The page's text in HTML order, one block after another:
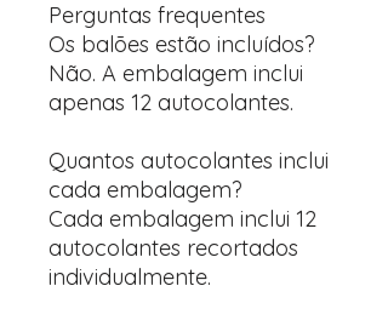
Perguntas frequentes
Os balões estão incluídos?
Não. A embalagem inclui
apenas 12 autocolantes.
Quantos autocolantes inclui
cada embalagem?
Cada embalagem inclui 12
autocolantes recortados
individualmente.